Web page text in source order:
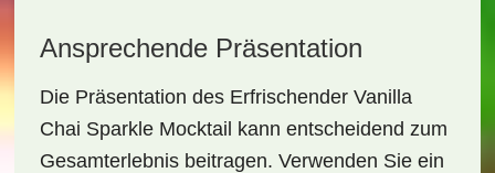
Ansprechende Präsentation
Die Präsentation des Erfrischender Vanilla
Chai Sparkle Mocktail kann entscheidend zum
Gesamterlebnis beitragen. Verwenden Sie ein